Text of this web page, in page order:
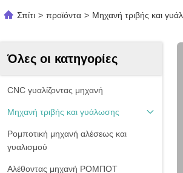
Σπίτι > προϊόντα > Μηχανή τριβής και
Όλες οι κατηγορίες
CNC γυαλίζοντας μηχανή
Μηχανή τριβής και γυάλωσης
Ρομποτική μηχανή αλέσεως και
γυαλισμού
Αλέθοντας μηχανή ΡΟΜΠΟΤ